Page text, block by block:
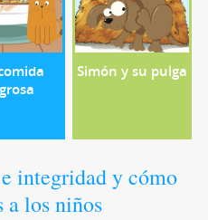
Simón y su pulga
integridad y cómo
a los niños